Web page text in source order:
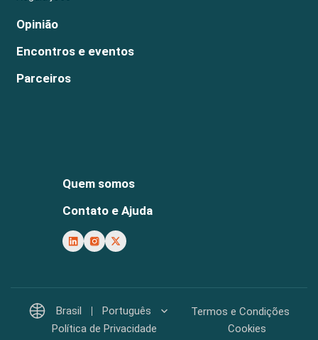
Opinião
Encontros e eventos
Parceiros
Quem somos
Contato e Ajuda
Brasil Português
Termos e Condições
Política de Privacidade
Cookies